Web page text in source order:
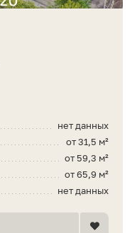
нет данных
от 31,5 м²
от 59,3 м²
от 65,9 м²
нет данных